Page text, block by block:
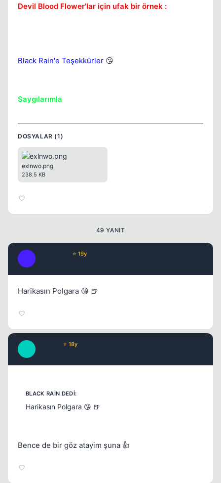
Devil Blood Flower'lar için ufak bir örnek :
Black Rain'e Teşekkürler 😘
Saygılarımla
DOSYALAR (1)
exlnwo.png
238.5 KB
49 YANIT
⭐ 19y
Harikasın Polgara 😘 🍺
⭐ 18y
Harikasın Polgara 😘 🍺
Bence de bir göz atayim şuna 👍